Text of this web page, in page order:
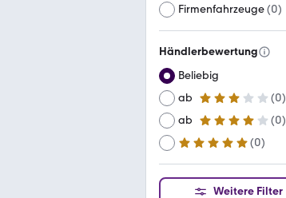
Firmenfahrzeuge(0)
Händlerbewertung
Beliebig
ab
3 Sterne (0)
ab
4 Sterne (0)
ab
5 Sterne (0)
Weitere Filter